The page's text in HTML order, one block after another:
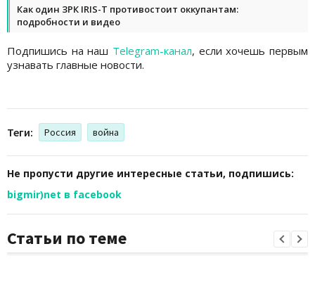
Как один ЗРК IRIS-T противостоит оккупантам:
подробности и видео
Подпишись на наш Telegram-канал, если хочешь первым
узнавать главные новости.
Теги: Россия война
Не пропусти другие интересные статьи, подпишись:
bigmir)net в facebook
Статьи по теме